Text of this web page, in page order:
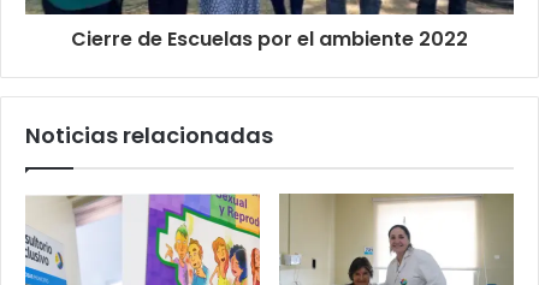
Cierre de Escuelas por el ambiente 2022
Noticias relacionadas